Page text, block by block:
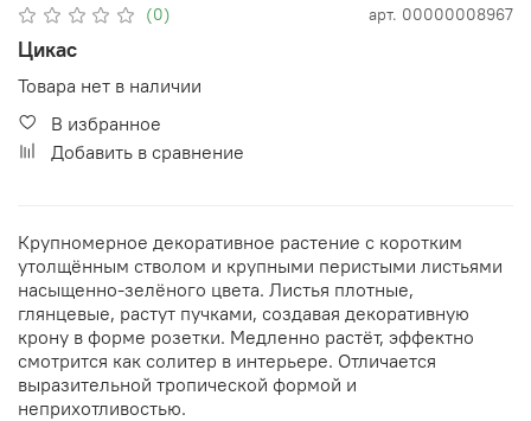
(0) арт. 00000008967
Цикас
Товара нет в наличии
В избранное
Добавить в сравнение
Крупномерное декоративное растение с коротким
утолщённым стволом и крупными перистыми листьями
насыщенно-зелёного цвета. Листья плотные,
глянцевые, растут пучками, создавая декоративную
крону в форме розетки. Медленно растёт, эффектно
смотрится как солитер в интерьере. Отличается
выразительной тропической формой и
неприхотливостью.